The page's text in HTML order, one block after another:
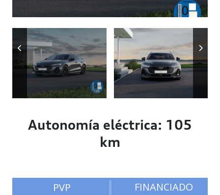
Autonomía eléctrica: 105
km
PVP
FINANCIADO